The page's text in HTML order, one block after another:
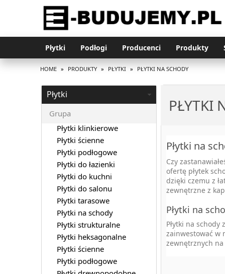
Płytki Podłogi Producenci Produkty
HOME » PRODUKTY » PŁYTKI » PŁYTKI NA SCHODY
PŁYTKI
Płytki na
Czy
ofertę płytek
dzięki czemu z
zewnętrzne z
Płytki na
Płytki na
zainwestować w
zewnętrznych
Płytki
Grupa
Płytki klinkierowe
Płytki ścienne
Płytki podłogowe
Płytki do łazienki
Płytki do kuchni
Płytki do salonu
Płytki tarasowe
Płytki na schody
Płytki strukturalne
Płytki heksagonalne
Płytki ścienne
Płytki podłogowe